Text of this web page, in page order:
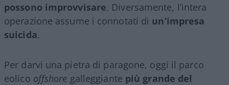
possono improvvisare. Diversamente, l’intera
operazione assume i connotati di un’impresa
suicida.
Per darvi una pietra di paragone, oggi il parco
eolico offshore galleggiante più grande del